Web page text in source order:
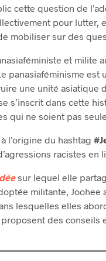
cette question de
pour lutter,
mobiliser sur des
et milite
panasiaféminisme est
une unité asiatique
s’inscrit dans cette
qui ne soient pas
l’origine du hashtag
racistes en
sur lequel elle
militante,
lesquelles elles
des conseils